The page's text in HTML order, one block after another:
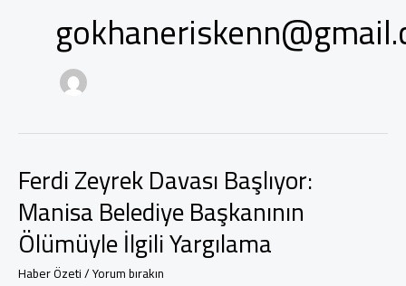
Ferdi Zeyrek Davası Başlıyor:
Manisa Belediye Başkanının
Ölümüyle İlgili Yargılama
Haber Özeti/Yorum bırakın